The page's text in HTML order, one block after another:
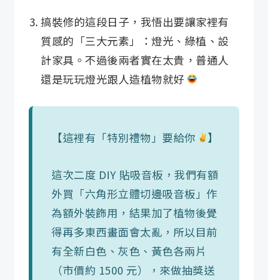
搞裝修的這段日子，我悟出要讓家裡有
質感的「三大元素」：燈光、綠植、設
計家具。不過後兩者實在太貴，普通人
還是玩玩燈光跟人造植物就好
【這裡有「特別禮物」要給你 】
這次二度 DIY 貼吸音板，我們有額
外買「六角形立體切邊吸音板」作
為額外裝飾用，結果加了植物後覺
得再多東西畫面會太亂，所以目前
有全新白色、灰色、黃色各兩片
（市價約 1500 元），來做抽獎送